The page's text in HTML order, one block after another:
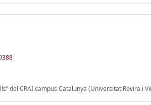
del CRAI campus Catalunya (Universitat Rovira i